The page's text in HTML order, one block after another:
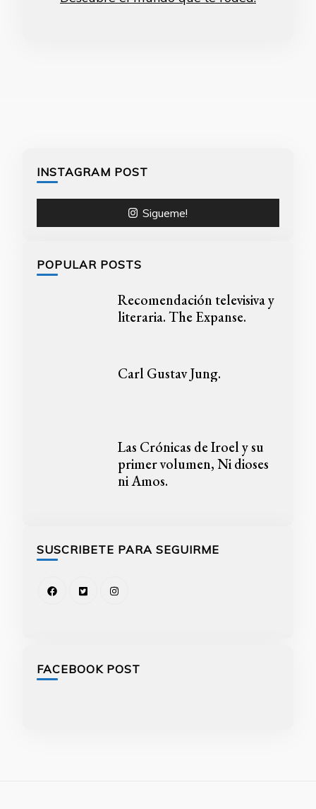
INSTAGRAM POST
Sigueme!
POPULAR POSTS
Recomendación televisiva y
literaria. The Expanse.
Carl Gustav Jung.
Las Crónicas de Iroel y su
primer volumen, Ni dioses
ni Amos.
SUSCRIBETE PARA SEGUIRME
FACEBOOK POST